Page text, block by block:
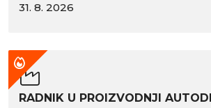
31. 8. 2026
RADNIK U PROIZVODNJI